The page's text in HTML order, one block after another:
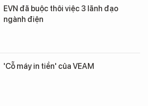
EVN đã buộc thôi việc 3 lãnh đạo
ngành điện
'Cỗ máy in tiền' của VEAM